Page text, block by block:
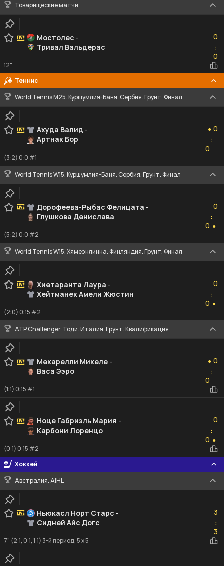
Товарищеские матчи
Мостолес -
Тривал Вальдерас
0
:0
0
12"
Теннис
World Tennis M25. Куршумлия-Баня. Сербия. Грунт. Финал
Ахуда Валид -
Артнак Бор
● 0
:
0
(3:2) 0:0 #1
World Tennis W15. Куршумлия-Баня. Сербия. Грунт. Финал
Дорофеева-Рыбас Фелицата -
Глушкова Денислава
0
:
0 ●
(5:2) 0:0 #2
World Tennis W15. Хямеэнлинна. Финляндия. Грунт. Финал
Хиетаранта Лаура -
Хейтманек Амели Жюстин
0
:
0 ●
(2:0) 0:15 #2
ATP Challenger. Тоди. Италия. Грунт. Квалификация
Мекарелли Микеле -
Васа Ээро
● 0
:
0
(1:1) 0:15 #1
Ноце Габриэль Мария -
Карбони Лоренцо
0
:
0 ●
(0:1) 0:15 #2
Хоккей
Австралия. AIHL
Ньюкасл Норт Старс -
Сидней Айс Догс
3
:3
3
7" (2:1, 0:1, 1:1) 3-й период, 5 x 5